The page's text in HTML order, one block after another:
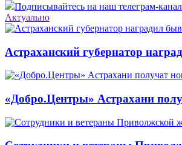
Подписывайтесь на наш телеграм-
Актуально
Астраханский губернатор
«Добро.Центры» Астрахани